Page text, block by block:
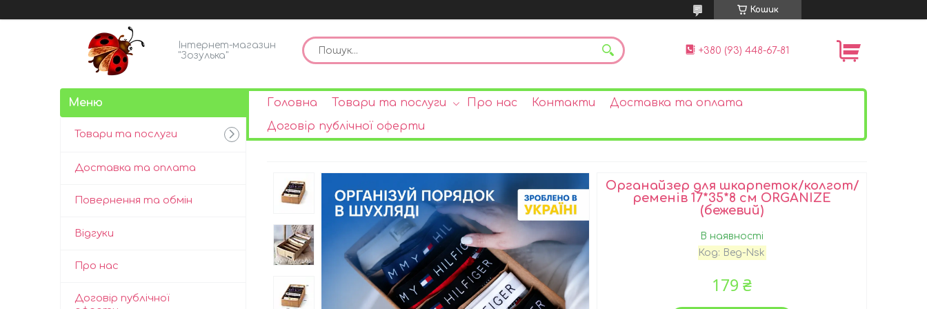
Кошик
Інтернет-магазин
"Зозулька"
+380 (93) 448-67-81
Головна Товари та послуги Про нас Контакти
Доставка та оплата
Договір публічної оферти
Органайзер для шкарпеток/колгот/
ременів 17*35*8 см ORGANIZE
(бежевий)
В наявності
Код: Beg-Nsk
179 ₴
Товари та послуги
Доставка та оплата
Повернення та обмін
Відгуки
Про нас
Договір публічної